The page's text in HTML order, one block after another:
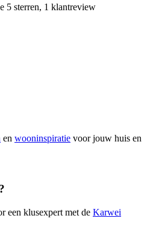
5 sterren, 1 klantreview
en wooninspiratie voor jouw huis en
een klusexpert met de Karwei